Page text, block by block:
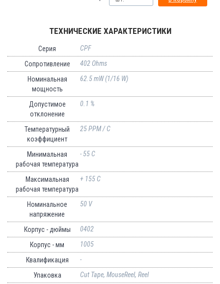
ТЕХНИЧЕСКИЕ ХАРАКТЕРИСТИКИ
Серия
CPF
Сопротивление
402 Ohms
Номинальная
мощность
62.5 mW (1/16 W)
Допустимое
отклонение
0.1 %
Температурный
коэффициент
25 PPM / C
Минимальная
рабочая температура
- 55 C
Максимальная
рабочая температура
+ 155 C
Номинальное
напряжение
50 V
Корпус - дюймы
0402
Корпус - мм
1005
Квалификация
-
Упаковка
Cut Tape, MouseReel, Reel